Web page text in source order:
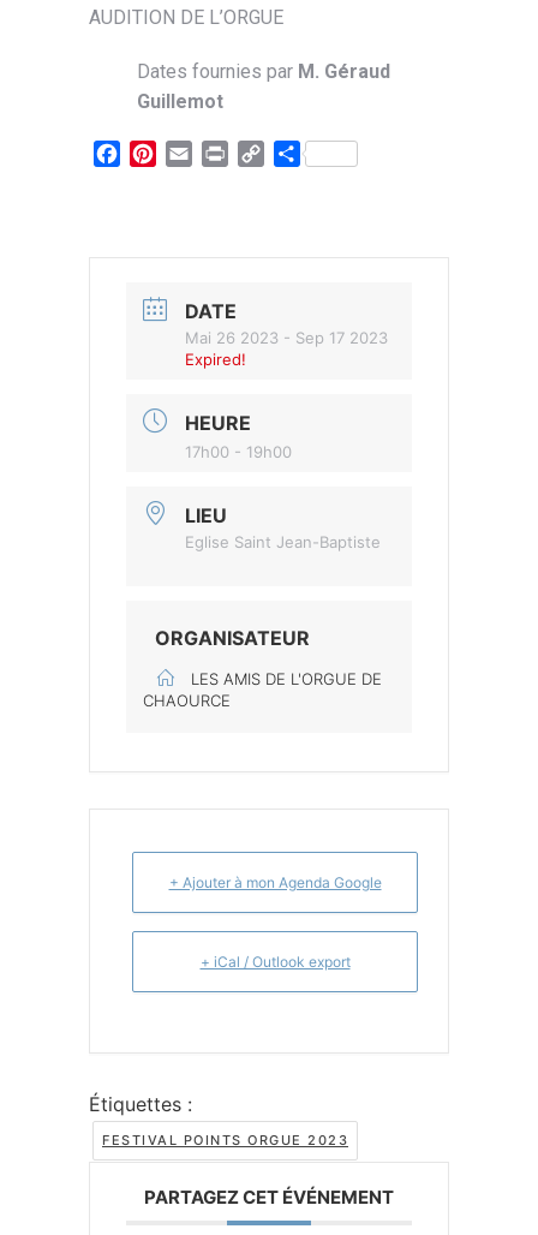
AUDITION DE L’ORGUE
Dates fournies par M. Géraud
Guillemot
Facebook
Pinterest
Email Print
CopyPartager
DATE
Mai 26 2023 - Sep 17 2023
Expired!
HEURE
17h00 - 19h00
LIEU
Eglise Saint Jean-Baptiste
ORGANISATEUR
LES AMIS DE L'ORGUE DE
CHAOURCE
+ Ajouter à mon Agenda Google
+ iCal / Outlook export
Étiquettes :
FESTIVAL POINTS ORGUE 2023
PARTAGEZ CET ÉVÉNEMENT